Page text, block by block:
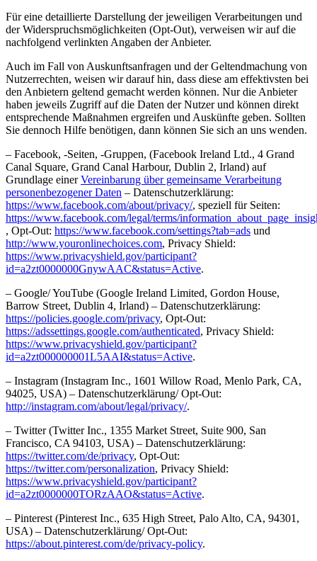
Für eine detaillierte Darstellung der jeweiligen Verarbeitungen und
der Widerspruchsmöglichkeiten (Opt-Out), verweisen wir auf die
nachfolgend verlinkten Angaben der Anbieter.
Auch im Fall von Auskunftsanfragen und der Geltendmachung von
Nutzerrechten, weisen wir darauf hin, dass diese am effektivsten bei
den Anbietern geltend gemacht werden können. Nur die Anbieter
haben jeweils Zugriff auf die Daten der Nutzer und können direkt
entsprechende Maßnahmen ergreifen und Auskünfte geben. Sollten
Sie dennoch Hilfe benötigen, dann können Sie sich an uns wenden.
– Facebook, -Seiten, -Gruppen, (Facebook Ireland Ltd., 4 Grand
Canal Square, Grand Canal Harbour, Dublin 2, Irland) auf
Grundlage einerVereinbarung über gemeinsame Verarbeitung
personenbezogener Daten – Datenschutzerklärung:
https://www.facebook.com/about/privacy/, speziell für Seiten:
https://www.facebook.com/legal/terms/
, Opt-Out: https://www.facebook.com/settings?tab=ads und
http://www.youronlinechoices.com, Privacy Shield:
https://www.privacyshield.gov/participant?
id=a2zt0000000GnywAAC&status=Active.
– Google/ YouTube (Google Ireland Limited, Gordon House,
Barrow Street, Dublin 4, Irland) – Datenschutzerklärung:
https://policies.google.com/privacy, Opt-Out:
https://adssettings.google.com/authenticated, Privacy Shield:
https://www.privacyshield.gov/participant?
id=a2zt000000001L5AAI&status=Active.
– Instagram (Instagram Inc., 1601 Willow Road, Menlo Park, CA,
94025, USA) – Datenschutzerklärung/ Opt-Out:
http://instagram.com/about/legal/privacy/.
– Twitter (Twitter Inc., 1355 Market Street, Suite 900, San
Francisco, CA 94103, USA) – Datenschutzerklärung:
https://twitter.com/de/privacy, Opt-Out:
https://twitter.com/personalization, Privacy Shield:
https://www.privacyshield.gov/participant?
id=a2zt0000000TORzAAO&status=Active.
– Pinterest (Pinterest Inc., 635 High Street, Palo Alto, CA, 94301,
USA) – Datenschutzerklärung/ Opt-Out:
https://about.pinterest.com/de/privacy-policy.